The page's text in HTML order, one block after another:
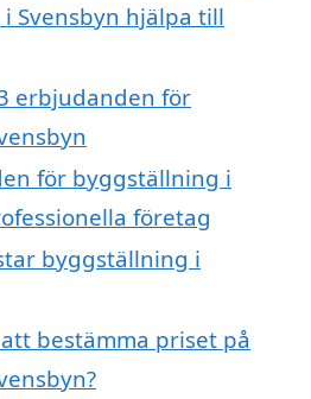
Svensbyn hjälpa till
erbjudanden för
för byggställning i
företag
byggställning i
bestämma priset på